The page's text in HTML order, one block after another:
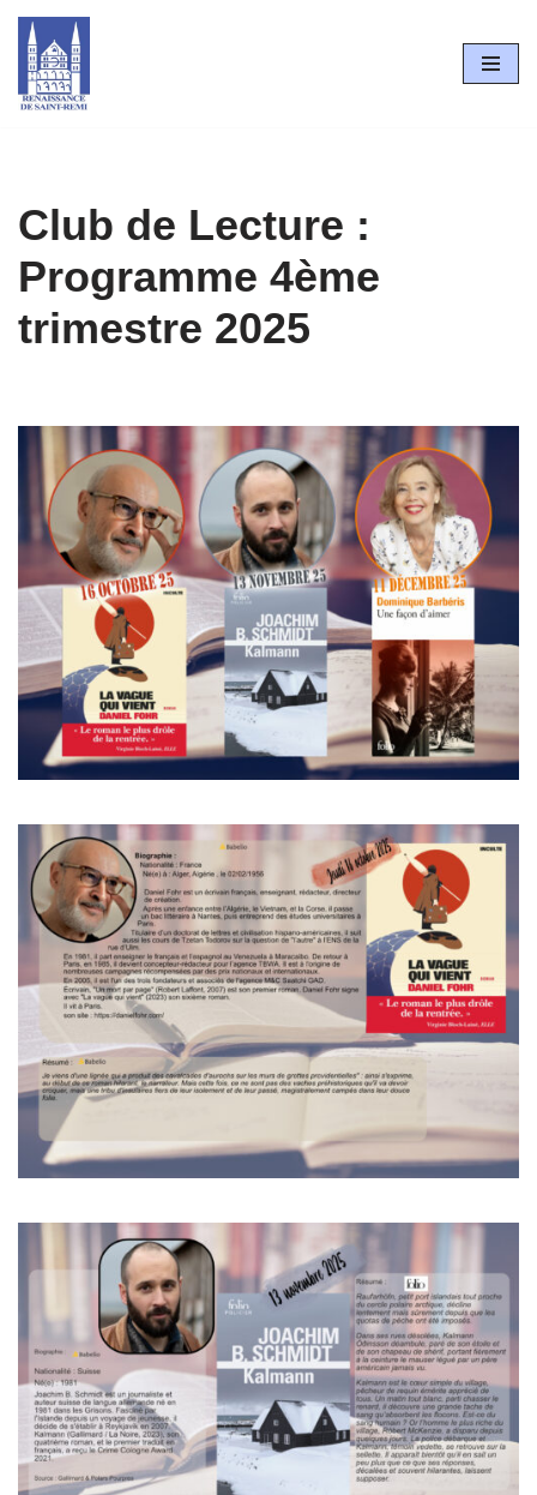
Aller
au
Club de Lecture :
Programme 4ème
trimestre 2025